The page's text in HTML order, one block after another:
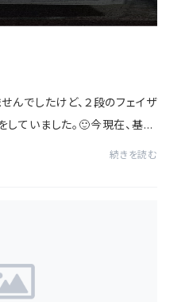
んでしたけど、２段のフェイザ
ていました。🙂今現在、基板
続きを読む